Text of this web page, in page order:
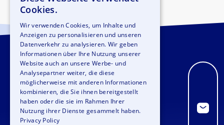
GERMAN
SPANISH
ITALIAN
DUTCH
Cookies.
Wir verwenden Cookies, um Inhalte und
Anzeigen zu personalisieren und unseren
Datenverkehr zu analysieren. Wir geben
Informationen über Ihre Nutzung unserer
Website auch an unsere Werbe- und
Analysepartner weiter, die diese
möglicherweise mit anderen Informationen
kombinieren, die Sie ihnen bereitgestellt
haben oder die sie im Rahmen Ihrer
Nutzung ihrer Dienste gesammelt haben.
Privacy Policy